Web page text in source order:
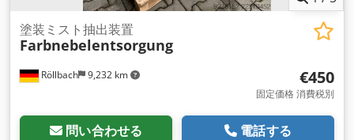
Röllbach 9,232 km
塗装ミスト抽出装置
Farbnebelentsorgung
€450
固定価格 消費税別
問い合わせる 電話する